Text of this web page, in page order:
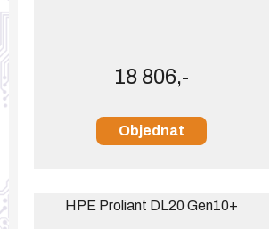
18 806,-
Objednat
HPE Proliant DL20 Gen10+